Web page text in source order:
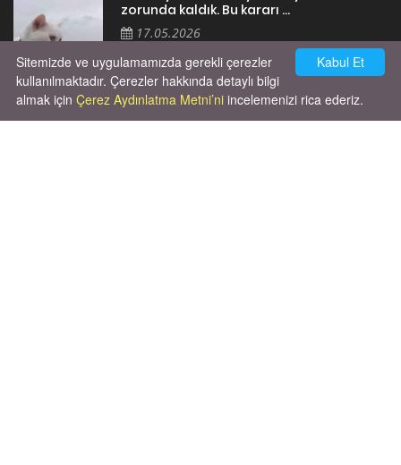
zorunda kaldık. Bu kararı ...
17.05.2026
Kabul Et
Sitemizde ve uygulamamızda gerekli çerezler
kullanılmaktadır. Çerezler hakkında detaylı bilgi
almak için Çerez Aydınlatma Metni’ni incelemenizi rica ederiz.